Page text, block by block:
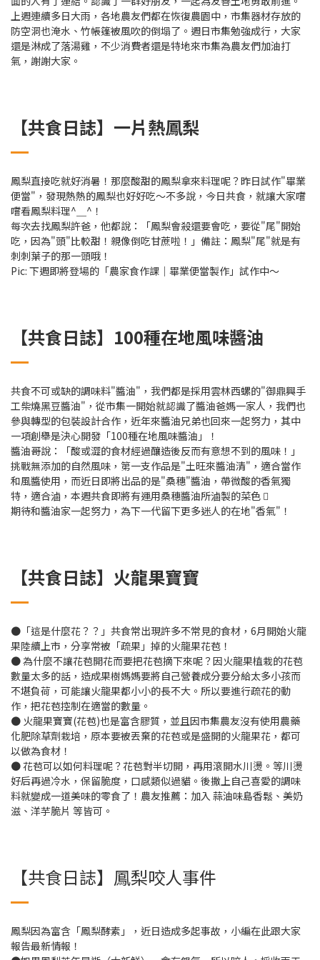
上週連續多日大雨，各地農友們都在恢復農園中，市集器材存放的
防空洞也淹水、竹帳篷被風吹的倒塌了。週日市集勉強成行，大家
還是淋成了落湯雞，不少消費者還是特地來市集為農友們加油打
氣，謝謝大家。
【共食日誌】一片熱鳳梨
鳳梨直接吃就好消暑！那麼酸甜的鳳梨拿來料理呢？昨日試作"畢業
便當"，發現熱熱的鳳梨也好好吃～不多說，今日共食，就讓大家嚐
嚐看鳳梨料理^＿^！
每次去找鳳梨許爸，他都說：「鳳梨會殺還要會吃，要從"尾"開始
吃，因為"頭"比較甜！親像倒吃甘蔗啦！」備註：鳳梨"尾"就是有
刺刺葉子的那一頭哦！
Pic: 下週即將登場的「農家食作課｜畢業便當製作」試作中～
【共食日誌】100種在地風味醬油
共食不可或缺的調味料"醬油"，我們都是採用雲林西螺的"御鼎興手
工柴燒黑豆醬油"，從市集一開始就認識了醬油爸媽一家人，我們也
參與轉型的包裝設計合作，近年來醬油兄弟也回來一起努力，其中
一項創舉是決心開發「100種在地風味醬油」！
醬油哥說：「酸或澀的食材經過釀造後反而有意想不到的風味！」
挑戰無添加的自然風味，第一支作品是"土旺來醬油清"，適合當作
和風醬使用，而近日即將出品的是"桑穗"醬油，帶微酸的香氣獨
特，適合滷，本週共食即將有運用桑穗醬油所滷製的菜色 􀀷
期待和醬油家一起努力，為下一代留下更多迷人的在地"香氣"！
【共食日誌】火龍果寶寶
●「這是什麼花？？」共食常出現許多不常見的食材，6月開始火龍
果陸續上市，分享常被「疏果」掉的火龍果花苞！
● 為什麼不讓花苞開花而要把花苞摘下來呢？因火龍果植栽的花苞
數量太多的話，造成果樹媽媽要將自己營養成分要分給太多小孩而
不堪負荷，可能讓火龍果都小小的長不大。所以要進行疏花的動
作，把花苞控制在適當的數量。
● 火龍果寶寶(花苞)也是富含膠質，並且因市集農友沒有使用農藥
化肥除草劑栽培，原本要被丟棄的花苞或是盛開的火龍果花，都可
以做為食材！
● 花苞可以如何料理呢？花苞對半切開，再用滾開水川燙。等川燙
好后再過冷水，保留脆度，口感類似過貓。後撒上自己喜愛的調味
料就變成一道美味的零食了！農友推薦：加入 蒜油味島香鬆、美奶
滋、洋芋脆片 等皆可。
【共食日誌】鳳梨咬人事件
鳳梨因為富含「鳳梨酵素」，近日造成多起事故，小編在此跟大家
報告最新情報！